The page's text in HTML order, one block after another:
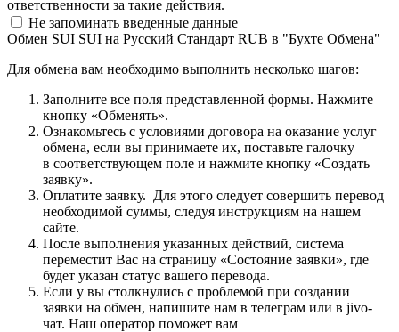
ответственности за такие действия.
Не запоминать введенные данные
Обмен SUI SUI на Русский Стандарт RUB в "Бухте Обмена"
Для обмена вам необходимо выполнить несколько шагов:
Заполните все поля представленной формы. Нажмите
кнопку «Обменять».
Ознакомьтесь с условиями договора на оказание услуг
обмена, если вы принимаете их, поставьте галочку
в соответствующем поле и нажмите кнопку «Создать
заявку».
Оплатите заявку. Для этого следует совершить перевод
необходимой суммы, следуя инструкциям на нашем
сайте.
После выполнения указанных действий, система
переместит Вас на страницу «Состояние заявки», где
будет указан статус вашего перевода.
Если у вы столкнулись с проблемой при создании
заявки на обмен, напишите нам в телеграм или в jivo-
чат. Наш оператор поможет вам